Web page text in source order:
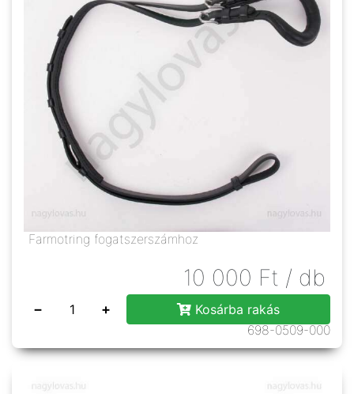
Farmotring fogatszerszámhoz
10 000 Ft / db
− +
Kosárba rakás
698-0509-000